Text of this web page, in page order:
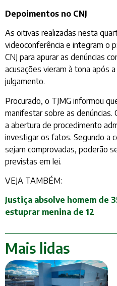
Depoimentos no CNJ
As oitivas realizadas nesta
videoconferência e integram o
CNJ para apurar as denúncias
acusações vieram à tona após
julgamento.
Procurado, o TJMG informou
manifestar sobre as denúncias.
a abertura de procedimento
investigar os fatos. Segundo a
sejam comprovadas, poderão
previstas em lei.
VEJA TAMBÉM:
Justiça absolve homem de
estuprar menina de 12
Mais lidas